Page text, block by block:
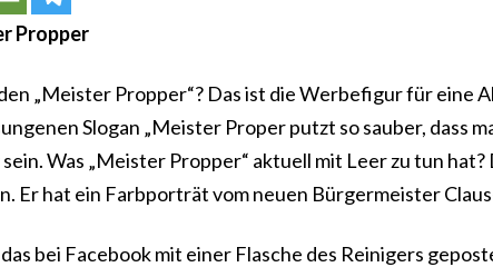
Propper
„Meister Propper“? Das ist die Werbefigur für eine
Slogan „Meister Proper putzt so sauber, dass
Was „Meister Propper“ aktuell mit Leer zu tun
Er hat ein Farbporträt vom neuen Bürgermeister
bei Facebook mit einer Flasche des Reinigers